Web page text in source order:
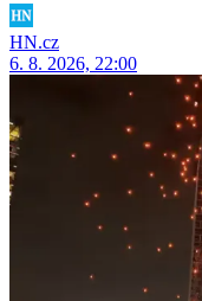
HN.cz
6. 8. 2026, 22:00